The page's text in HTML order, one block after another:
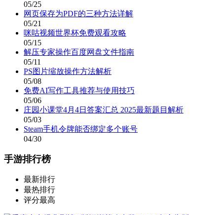
05/25
网页保存为PDF的三种方法详解
05/21
咪咕视频世界杯免费观看攻略
05/15
解压专家操作百度网盘文件指南
05/11
PS图片缩放操作方法解析
05/08
免费AI写作工具推荐与使用技巧
05/06
庄园小课堂4月4日答案汇总 2025最新题目解析
05/03
Steam手机令牌能否绑定多个账号
04/30
手游排行榜
最新排行
最热排行
评分最高